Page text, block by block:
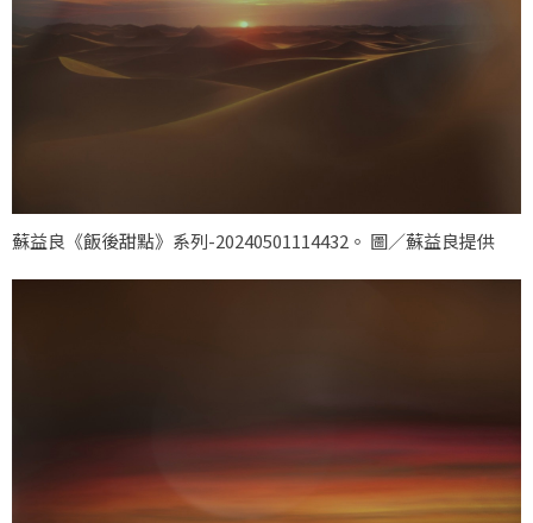
蘇益良《飯後甜點》系列-20240501114432。 圖／蘇益良提供